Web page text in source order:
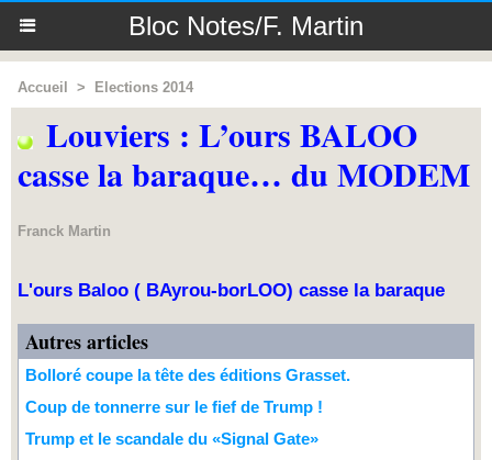
Bloc Notes/F. Martin
Accueil > Elections 2014
Louviers : L’ours BALOO
casse la baraque… du MODEM
Franck Martin
L'ours Baloo ( BAyrou-borLOO) casse la baraque
Autres articles
Bolloré coupe la tête des éditions Grasset.
Coup de tonnerre sur le fief de Trump !
Trump et le scandale du «Signal Gate»